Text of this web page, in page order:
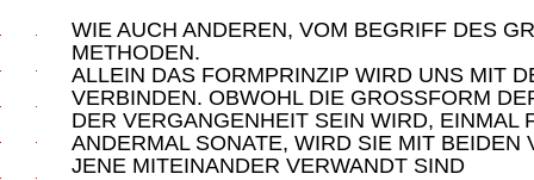
WIE AUCH ANDEREN, VOM BEGRIFF DES
METHODEN.
ALLEIN DAS FORMPRINZIP WIRD UNS MIT
VERBINDEN. OBWOHL DIE GROSSFORM
DER VERGANGENHEIT SEIN WIRD, EINMAL
ANDERMAL SONATE, WIRD SIE MIT BEIDEN
JENE MITEINANDER VERWANDT SIND